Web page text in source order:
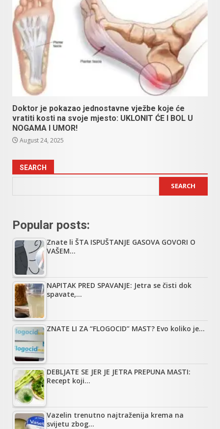
Doktor je pokazao jednostavne vježbe koje će
vratiti kosti na svoje mjesto: UKLONIT ĆE I BOL U
NOGAMA I UMOR!
August 24, 2025
SEARCH
SEARCH
Popular posts:
Znate li ŠTA ISPUŠTANJE GASOVA GOVORI O
VAŠEM…
NAPITAK PRED SPAVANJE: Jetra se čisti dok
spavate,…
ZNATE LI ZA “FLOGOCID” MAST? Evo koliko je…
DEBLJATE SE JER JE JETRA PREPUNA MASTI:
Recept koji…
Vazelin trenutno najtraženija krema na
svijetu zbog…